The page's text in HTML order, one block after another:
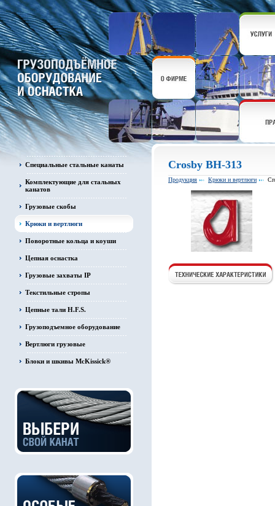
Специальные стальные канаты
Комплектующие для стальных
канатов
Грузовые скобы
Крюки и вертлюги
Поворотные кольца и коуши
Цепная оснастка
Грузовые захваты IP
Текстильные стропы
Цепные тали H.F.S.
Грузоподъемное оборудование
Вертлюги грузовые
Блоки и шкивы McKissick®
Crosby BH-313
Продукция Крюки и вертлюги